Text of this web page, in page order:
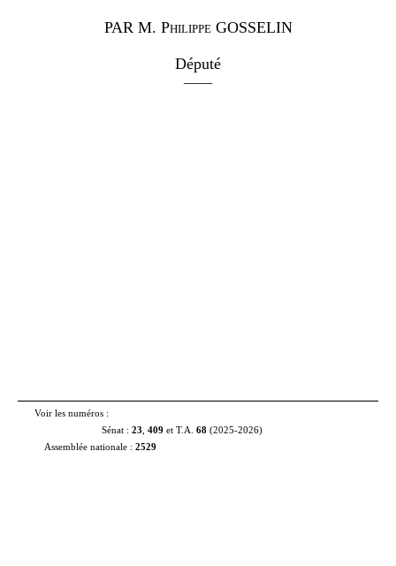
PAR M. Philippe GOSSELIN
Député
——
Voir les numéros :
Sénat : 23, 409 et T.A. 68 (2025‑2026)
Assemblée nationale : 2529